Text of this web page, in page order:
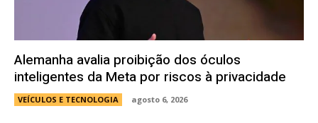
Alemanha avalia proibição dos óculos
inteligentes da Meta por riscos à privacidade
VEÍCULOS E TECNOLOGIA agosto 6, 2026